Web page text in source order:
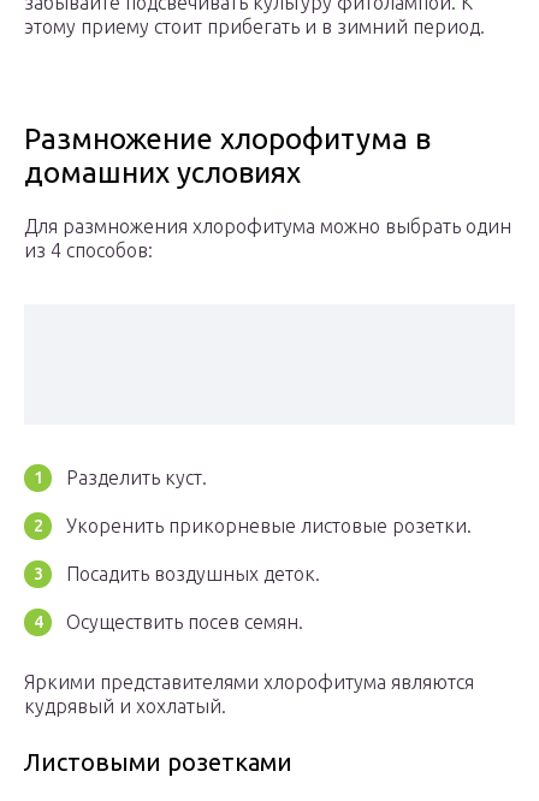
этому приему стоит прибегать и в зимний период.
Размножение хлорофитума в
домашних условиях
Для размножения хлорофитума можно выбрать один
из 4 способов:
Разделить куст.
Укоренить прикорневые листовые розетки.
Посадить воздушных деток.
Осуществить посев семян.
Яркими представителями хлорофитума являются
кудрявый и хохлатый.
Листовыми розетками